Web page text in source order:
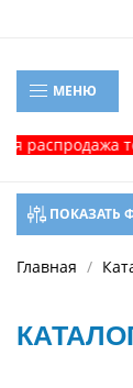
МЕНЮ
ПОКАЗАТЬ
Главная